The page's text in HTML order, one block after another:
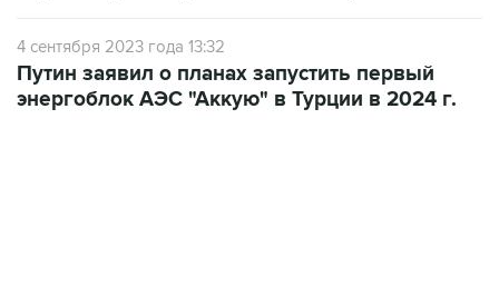
4 сентября 2023 года 13:32
Путин заявил о планах запустить первый
энергоблок АЭС "Аккую" в Турции в 2024 г.